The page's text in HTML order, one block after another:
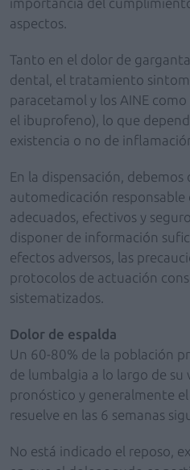
aspectos.
Tanto en el dolor de
dental, el tratamiento
paracetamol y los AINE
el ibuprofeno), lo que
existencia o no de
En la dispensación, debemos
automedicación
adecuados, efectivos y
disponer de información
efectos adversos, las
protocolos de actuación
sistematizados.
Dolor de espalda
Un 60-80% de la población
de lumbalgia a lo largo de su
pronóstico y generalmente el
resuelve en las 6 semanas
No está indicado el reposo,